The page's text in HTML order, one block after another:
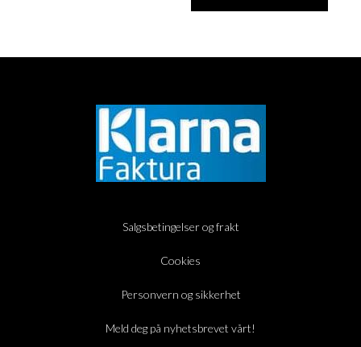
Salgsbetingelser og frakt
Cookies
Personvern og sikkerhet
Meld deg på nyhetsbrevet vårt!